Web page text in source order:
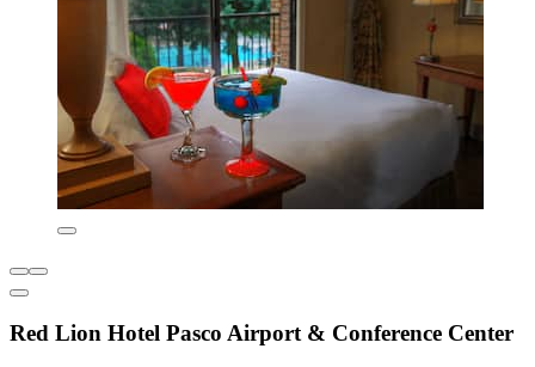
Red Lion Hotel Pasco Airport & Conference Center